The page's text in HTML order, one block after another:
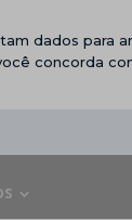
dados para
concorda